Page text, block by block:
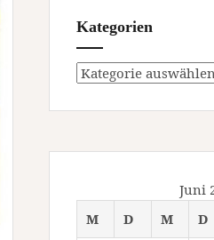
Kategorien
Kategorien
Juni
M
D M D